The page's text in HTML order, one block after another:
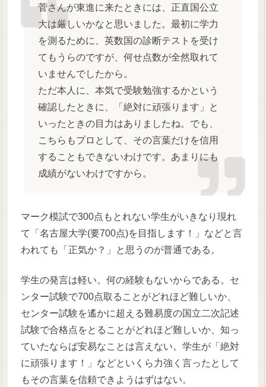
菅さんが東進に来たときには、正直国公立
大は厳しいかなと思いました。最初に学力
を測るために、英数国の診断テストを受け
てもうらのですが、何せ点数が全然取れて
いませんでしたから。
ただ本人に、本気で受験勉強するかという
確認したときに、「絶対に頑張ります」と
いったときの目力はありましたね。でも、
こちらもプロとして、その言葉だけを信用
することもできないわけです。あまりにも
成績がないわけですから。
マーク模試で300点もとれない学生がいきなり現れ
て「名古屋大学(要700点)を目指します！」などと言
われても「正気か？」と思うのが普通である。
学生の発言は軽い。何の経験もないからである。セ
ンター試験で700点取ることがどれほど難しいか、
センター試験を遙かに超える難易度の国立二次記述
試験で合格点をとることがどれほど難しいか、知っ
ていたならば安易なことは言えない。学生が「絶対
に頑張ります！」などといくら力強く言ったとして
もその言葉を信頼できようはずはない。